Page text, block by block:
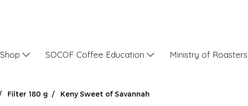
Shop SOCOF Coffee Education Ministry of
Filter 180 g Keny Sweet of Savannah